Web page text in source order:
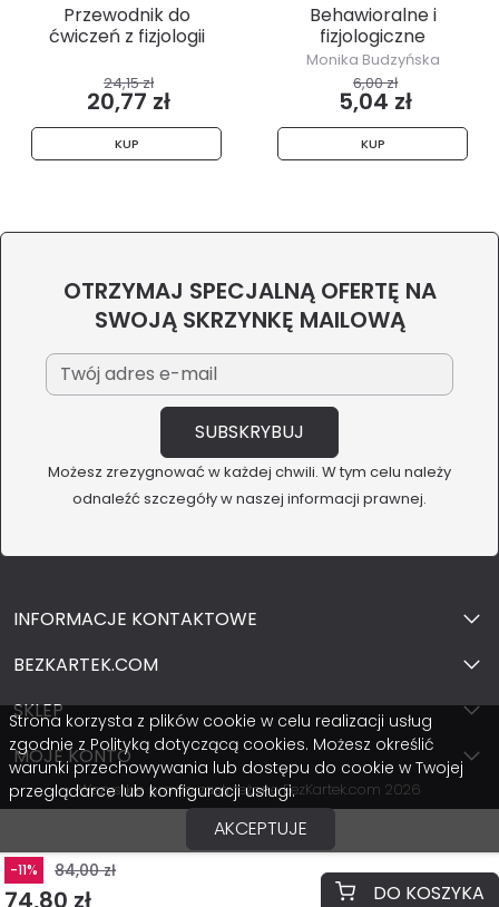
-11% 84,00 zł
74,80 zł DO KOSZYKA
Przewodnik do
ćwiczeń z fizjologii
24,15 zł
20,77 zł
KUP
Behawioralne i
fizjologiczne
mechanizmy reakcji...
Monika Budzyńska
6,00 zł
5,04 zł
KUP
OTRZYMAJ SPECJALNĄ OFERTĘ NA
SWOJĄ SKRZYNKĘ MAILOWĄ
Możesz zrezygnować w każdej chwili. W tym celu należy
odnaleźć szczegóły w naszej informacji prawnej.
INFORMACJE KONTAKTOWE
BEZKARTEK.COM
SKLEP
MOJE KONTO
Wszystkie prawa zastrzeżone BezKartek.com 2026
Strona korzysta z plików cookie w celu realizacji usług
zgodnie z Polityką dotyczącą cookies. Możesz określić
warunki przechowywania lub dostępu do cookie w Twojej
przeglądarce lub konfiguracji usługi.
AKCEPTUJE